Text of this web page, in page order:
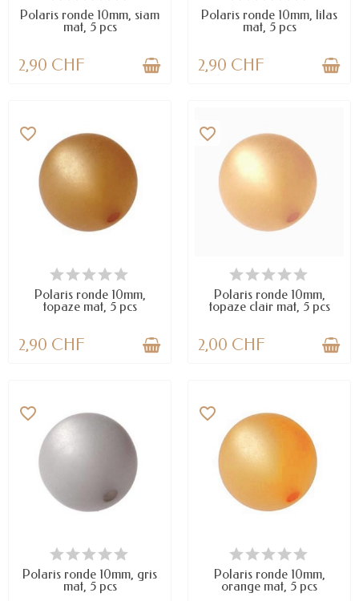
Polaris ronde 10mm, siam
mat, 5 pcs
2,90 CHF
Polaris ronde 10mm, lilas
mat, 5 pcs
2,90 CHF
EN STOCK
favorite_border
Polaris ronde 10mm,
topaze mat, 5 pcs
2,90 CHF
DERNIERS ARTICLES EN STOCK
favorite_border
Polaris ronde 10mm,
topaze clair mat, 5 pcs
2,00 CHF
EN STOCK
favorite_border
Polaris ronde 10mm, gris
mat, 5 pcs
EN STOCK
favorite_border
Polaris ronde 10mm,
orange mat, 5 pcs